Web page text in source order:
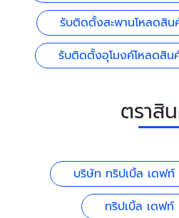
รับติดตั้งสะพานโหลดสิ
รับติดตั้งอุโมงค์โหลดสิ
ตราสิ
บริษัท ทริปเบิ้ล เดฟท์
ทริปเบิ้ล เดฟท์